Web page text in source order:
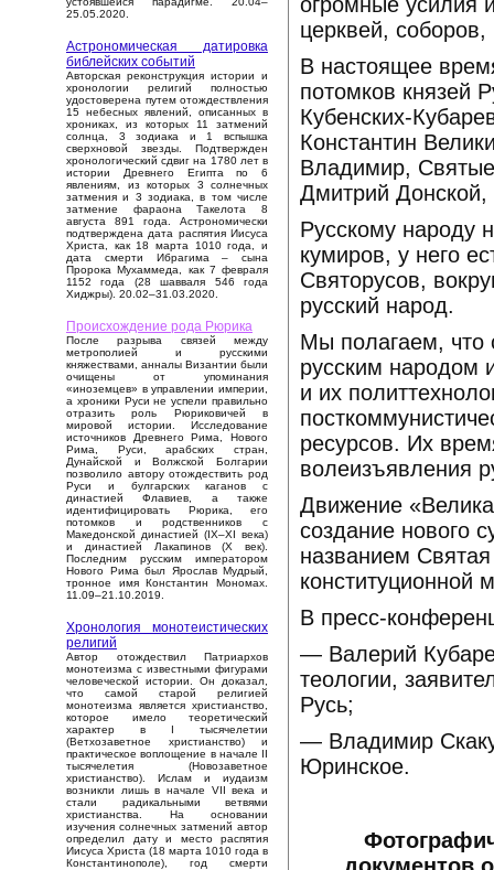
25.05.2020.
Астрономическая датировка
библейских событий
Авторская реконструкция истории и
хронологии религий полностью
удостоверена путем отождествления
15 небесных явлений, описанных в
хрониках, из которых 11 затмений
солнца, 3 зодиака и 1 вспышка
сверхновой звезды. Подтвержден
хронологический сдвиг на 1780 лет в
истории Древнего Египта по 6
явлениям, из которых 3 солнечных
затмения и 3 зодиака, в том числе
затмение фараона Такелота 8
августа 891 года. Астрономически
подтверждена дата распятия Иисуса
Христа, как 18 марта 1010 года, и
дата смерти Ибрагима – сына
Пророка Мухаммеда, как 7 февраля
1152 года (28 шавваля 546 года
Хиджры). 20.02–31.03.2020.
Происхождение рода Рюрика
После разрыва связей между
метрополией и русскими
княжествами, анналы Византии были
очищены от упоминания
«иноземцев» в управлении империи,
а хроники Руси не успели правильно
отразить роль Рюриковичей в
мировой истории. Исследование
источников Древнего Рима, Нового
Рима, Руси, арабских стран,
Дунайской и Волжской Болгарии
позволило автору отождествить род
Руси и булгарских каганов с
династией Флавиев, а также
идентифицировать Рюрика, его
потомков и родственников с
Македонской династией (IX–XI века)
и династией Лакапинов (X век).
Последним русским императором
Нового Рима был Ярослав Мудрый,
тронное имя Константин Мономах.
11.09–21.10.2019.
Хронология монотеистических
религий
Автор отождествил Патриархов
монотеизма с известными фигурами
человеческой истории. Он доказал,
что самой старой религией
монотеизма является христианство,
которое имело теоретический
характер в I тысячелетии
(Ветхозаветное христианство) и
практическое воплощение в начале II
тысячелетия (Новозаветное
христианство). Ислам и иудаизм
возникли лишь в начале VII века и
стали радикальными ветвями
христианства. На основании
изучения солнечных затмений автор
определил дату и место распятия
Иисуса Христа (18 марта 1010 года в
Константинополе), год смерти
церквей,
В настоящее
потомков князей
Кубенских-
Константин
Владимир,
Дмитрий
Русскому народу
кумиров, у него
Святорусов,
русский народ.
Мы полагаем, что
русским народом
и их
ресурсов. Их
волеизъявления
Движение
создание нового
названием
конституционной
В пресс-
— Валерий
теологии,
Русь;
— Владимир
Юринское.